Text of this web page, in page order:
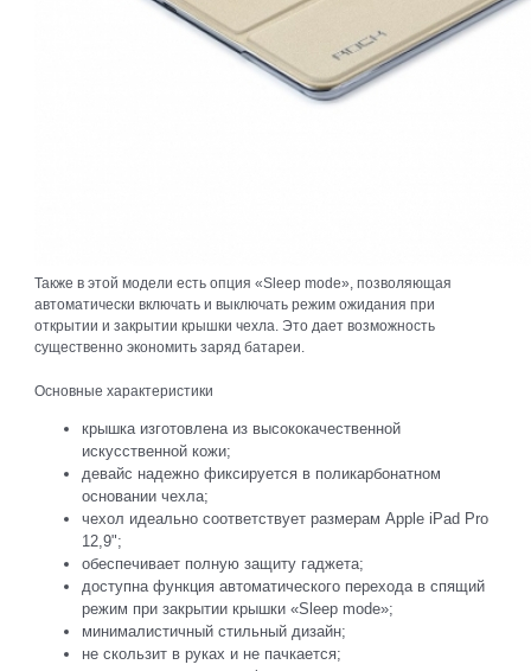
Также в этой модели есть опция «Sleep mode», позволяющая
автоматически включать и выключать режим ожидания при
открытии и закрытии крышки чехла. Это дает возможность
существенно экономить заряд батареи.
Основные характеристики
крышка изготовлена из высококачественной
искусственной кожи;
девайс надежно фиксируется в поликарбонатном
основании чехла;
чехол идеально соответствует размерам Apple iPad Pro
12,9";
обеспечивает полную защиту гаджета;
доступна функция автоматического перехода в спящий
режим при закрытии крышки «Sleep mode»;
минималистичный стильный дизайн;
не скользит в руках и не пачкается;